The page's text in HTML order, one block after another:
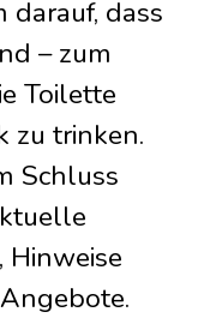
darauf, dass
– zum
Toilette
zu trinken.
Schluss
Hinweise